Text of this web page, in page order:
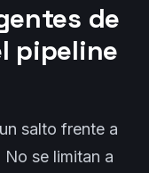
de
pipeline
salto frente a
se limitan a